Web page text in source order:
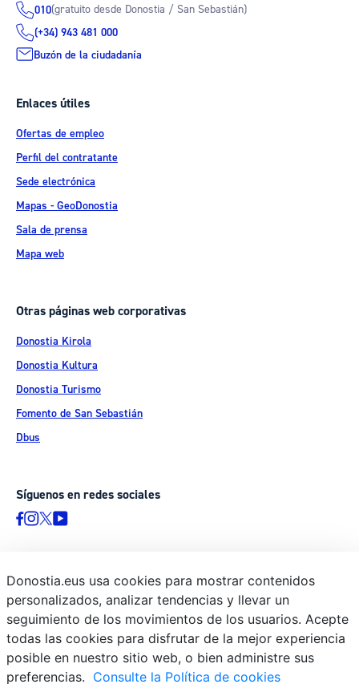
010(gratuito desde Donostia / San Sebastián)
(+34) 943 481 000
Buzón de la ciudadanía
Enlaces útiles
Ofertas de empleo
Perfil del contratante
Sede electrónica
Mapas - GeoDonostia
Sala de prensa
Mapa web
Otras páginas web corporativas
Donostia Kirola
Donostia Kultura
Donostia Turismo
Fomento de San Sebastián
Dbus
Síguenos en redes sociales
© Donostiako Udala - Ayuntamiento de Donostia / San Sebastián
Ijentea 1, 20003 Donostia / San Sebastián
Aviso legal
Política de privacidad
Política de cookies
Donostia.eus usa cookies para mostrar contenidos
personalizados, analizar tendencias y llevar un
seguimiento de los movimientos de los usuarios. Acepte
todas las cookies para disfrutar de la mejor experiencia
posible en nuestro sitio web, o bien administre sus
preferencias. Consulte la Política de cookies